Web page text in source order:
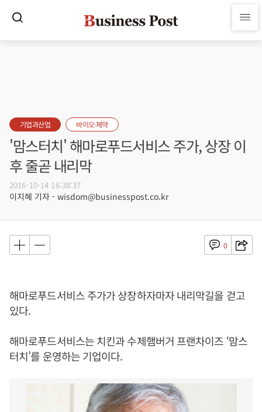
기업과산업 바이오·제약
'맘스터치' 해마로푸드서비스 주가, 상장 이
후 줄곧 내리막
2016-10-14 16:38:37
이지혜 기자 - wisdom@businesspost.co.kr
0
해마로푸드서비스 주가가 상장하자마자 내리막길을 걷고
있다.
해마로푸드서비스는 치킨과 수제햄버거 프랜차이즈 ‘맘스
터치’를 운영하는 기업이다.